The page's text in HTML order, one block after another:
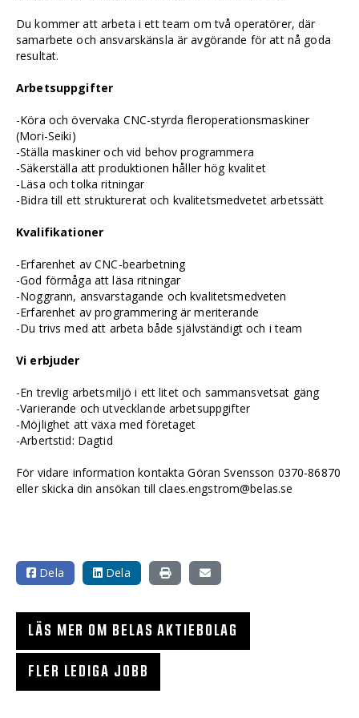
Du kommer att arbeta i ett team om två operatörer, där
samarbete och ansvarskänsla är avgörande för att nå goda
resultat.
Arbetsuppgifter
-Köra och övervaka CNC-styrda fleroperationsmaskiner
(Mori-Seiki)
-Ställa maskiner och vid behov programmera
-Säkerställa att produktionen håller hög kvalitet
-Läsa och tolka ritningar
-Bidra till ett strukturerat och kvalitetsmedvetet arbetssätt
Kvalifikationer
-Erfarenhet av CNC-bearbetning
-God förmåga att läsa ritningar
-Noggrann, ansvarstagande och kvalitetsmedveten
-Erfarenhet av programmering är meriterande
-Du trivs med att arbeta både självständigt och i team
Vi erbjuder
-En trevlig arbetsmiljö i ett litet och sammansvetsat gäng
-Varierande och utvecklande arbetsuppgifter
-Möjlighet att växa med företaget
-Arbertstid: Dagtid
För vidare information kontakta Göran Svensson 0370-86870
eller skicka din ansökan till claes.engstrom@belas.se
Dela Dela
LÄS MER OM BELAS AKTIEBOLAG
FLER LEDIGA JOBB